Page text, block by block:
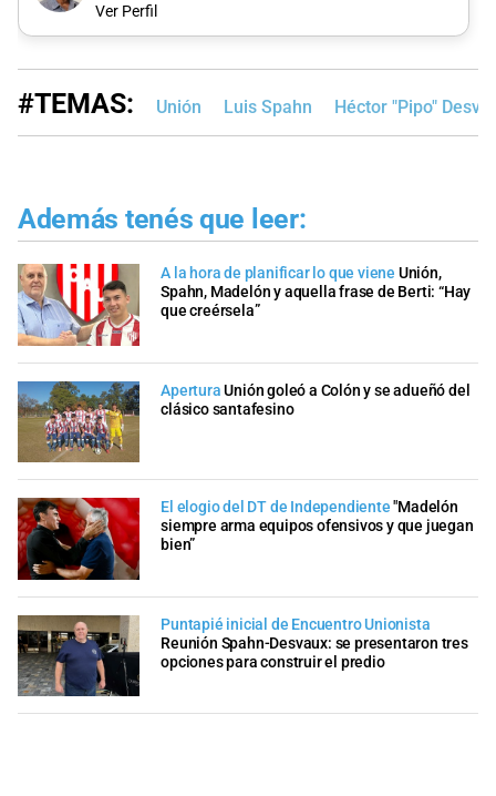
Ver Perfil
#TEMAS: Unión Luis Spahn Héctor "Pipo"
Además tenés que leer:
A la hora de planificar lo que viene Unión,
Spahn, Madelón y aquella frase de Berti: “Hay
que creérsela”
Apertura Unión goleó a Colón y se adueñó del
clásico santafesino
El elogio del DT de Independiente "Madelón
siempre arma equipos ofensivos y que juegan
bien”
Puntapié inicial de Encuentro Unionista
Reunión Spahn-Desvaux: se presentaron tres
opciones para construir el predio